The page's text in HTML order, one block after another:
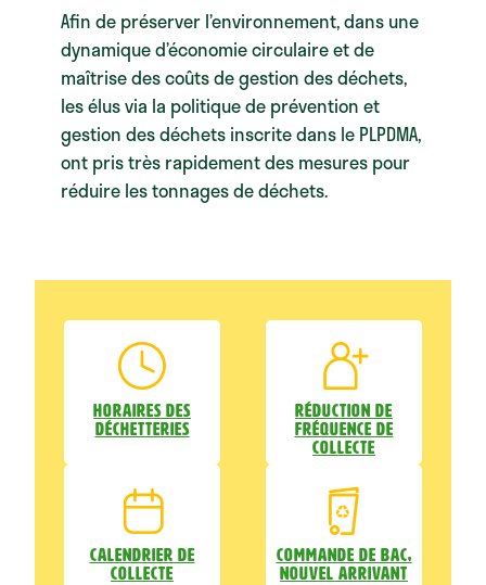
Horaires des
déchetteries
Réduction de
fréquence de
collecte
Calendrier de
collecte
Commande de bac,
nouvel arrivant
Afin de préserver l’environnement, dans une
dynamique d’économie circulaire et de
maîtrise des coûts de gestion des déchets,
les élus via la politique de prévention et
gestion des déchets inscrite dans le PLPDMA,
ont pris très rapidement des mesures pour
réduire les tonnages de déchets.